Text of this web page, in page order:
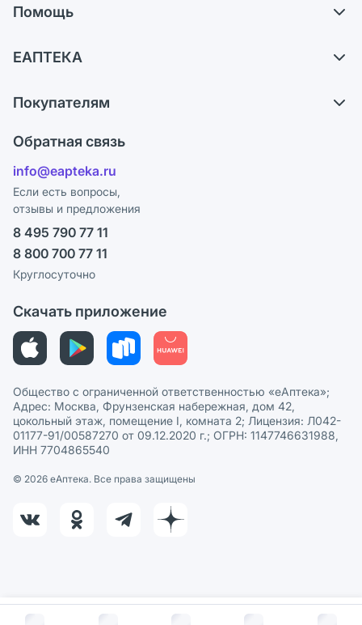
В корзину за руб.
Помощь
Обмен и возврат
Блог
ЕАПТЕКА
Карьера
Поставщики
Лицензия
Реклама на сайте
Ваши товары на ЕАПТЕКЕ
СМИ о нас
Покупателям
Программа СберСпасибо
Политика конфиденциальности
Пользовательское соглашение
Политика рекомендаций
Политика в отношении обработки персональных данных
Обратная связь
info@eapteka.ru
Если есть вопросы,
отзывы и предложения
8 495 790 77 11
8 800 700 77 11
Круглосуточно
Скачать приложение
Общество с ограниченной ответственностью «еАптека»;
Адрес: Москва, Фрунзенская набережная, дом 42,
цокольный этаж, помещение I, комната 2; Лицензия: Л042-
01177-91/00587270 от 09.12.2020 г.; ОГРН: 1147746631988,
ИНН 7704865540
© 2026 eАптека. Все права защищены